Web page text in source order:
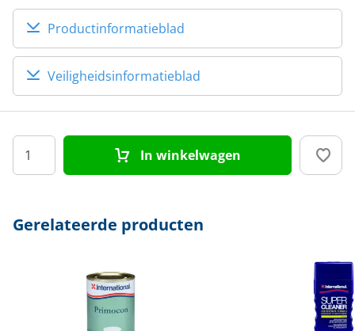
Productinformatieblad
Veiligheidsinformatieblad
In winkelwagen
Gerelateerde producten